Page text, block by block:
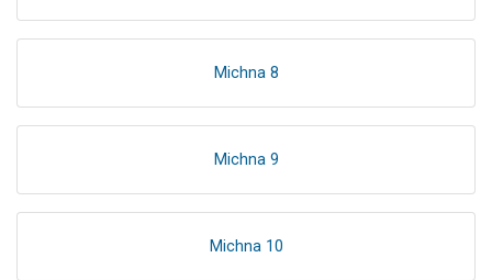
Michna 8
Michna 9
Michna 10